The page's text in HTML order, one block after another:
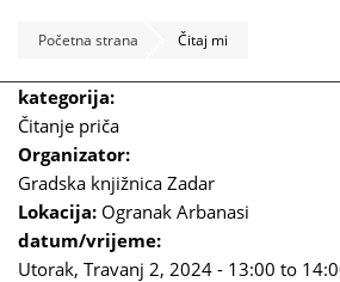
Početna strana Čitaj mi
kategorija:
Čitanje priča
Organizator:
Gradska knjižnica Zadar
Lokacija: Ogranak Arbanasi
datum/vrijeme:
Utorak, Travanj 2, 2024 - 13:00 to